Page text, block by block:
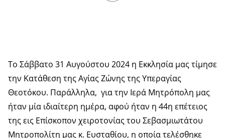
Το Σάββατο 31 Αυγούστου 2024 η Εκκλησία μας τίμησε
την Κατάθεση της Αγίας Ζώνης της Υπεραγίας
Θεοτόκου. Παράλληλα, για την Ιερά Μητρόπολη μας
ήταν μία ιδιαίτερη ημέρα, αφού ήταν η 44η επέτειος
της εις Επίσκοπον χειροτονίας του Σεβασμιωτάτου
Μητροπολίτη μας κ. Ευσταθίου, η οποία τελέσθηκε